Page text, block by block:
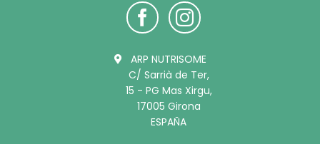
ARP NUTRISOME
C/ Sarrià de Ter,
15 - PG Mas Xirgu,
17005 Girona
ESPAÑA